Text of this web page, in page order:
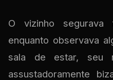
O vizinho segurava
enquanto observava
sala de estar, seu
assustadoramente